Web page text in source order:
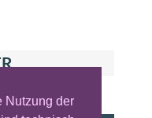
Nutzung der